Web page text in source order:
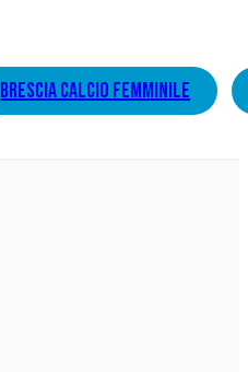
brescia calcio femminile